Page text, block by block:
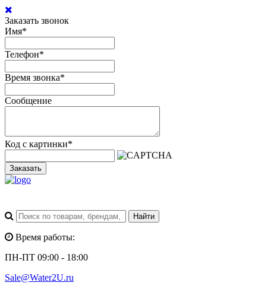
Заказать звонок
Имя*
Телефон*
Время звонка*
Сообщение
Код с картинки*
Заказать
Время работы:
ПН-ПТ 09:00 - 18:00
Sale@Water2U.ru